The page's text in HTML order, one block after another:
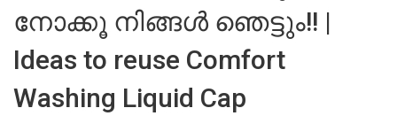
നോക്കൂ നിങ്ങൾ ഞെട്ടും!! |
Ideas to reuse Comfort
Washing Liquid Cap